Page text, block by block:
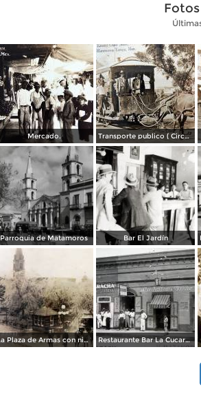
Mercado. Transporte publico ( Circulada el 20 de Febrero de 1921 ).
Parroquia de Matamoros Bar El Jardín
La Plaza de Armas con nieve en los arboles. Restaurante Bar La Cucaracha ( Circulada el 20 de Febrero de 1948 ).